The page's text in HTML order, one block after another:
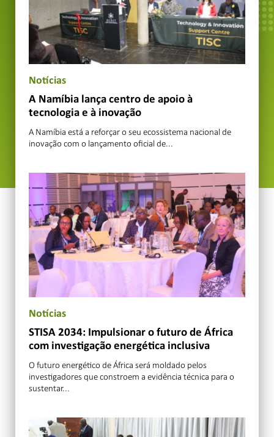
Notícias
A Namíbia lança centro de apoio à
tecnologia e à inovação
A Namíbia está a reforçar o seu ecossistema nacional de
inovação com o lançamento oficial de...
Notícias
STISA 2034: Impulsionar o futuro de África
com investigação energética inclusiva
O futuro energético de África será moldado pelos
investigadores que constroem a evidência técnica para o
sustentar...